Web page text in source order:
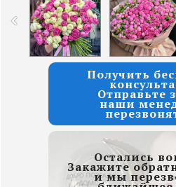
Получить
Отправьте
наши
Остались
Закажите
и мы